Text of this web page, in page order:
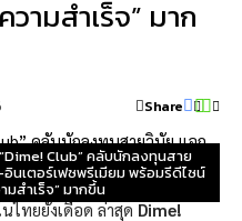
ามสำเร็จ” มาก
Share
Club” คลับนักลงทุนสาย
นเตอร์เฟซพรีเมียม พร้อมรีดีไซน์
มสำเร็จ” มากขึ้น
ไทยยังเดือด ล่าสุดDime!